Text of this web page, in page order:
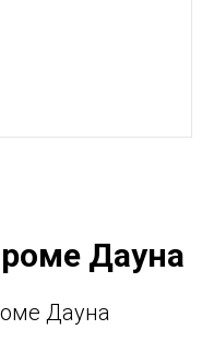
Дауна
Дауна